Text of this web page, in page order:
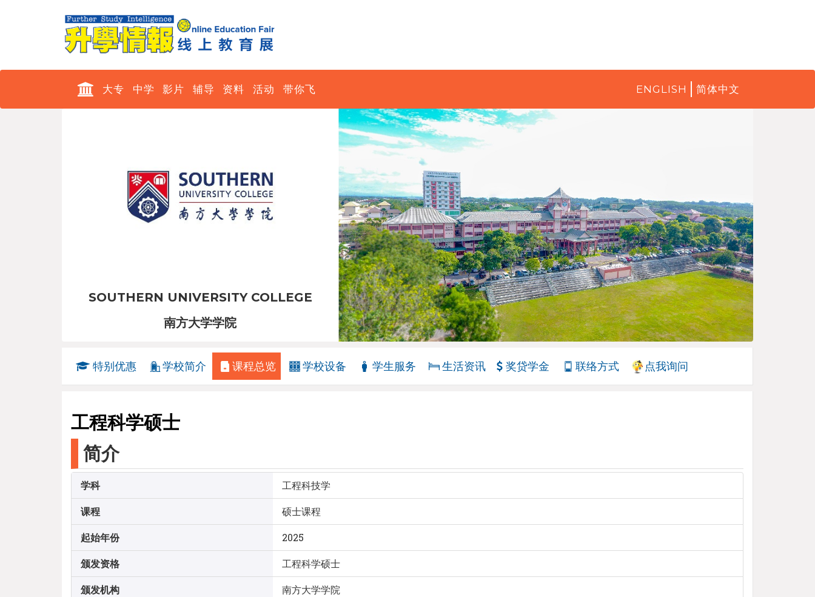
大专 中学 影片 辅导 资料 活动 带你飞 ENGLISH 简体中文
SOUTHERN UNIVERSITY COLLEGE
南方大学学院
特别优惠 学校简介 课程总览 学校设备 学生服务 生活资讯 奖贷学金 联络方式 点我询问
工程科学硕士
简介
学科 工程科技学
课程 硕士课程
起始年份 2025
颁发资格 工程科学硕士
颁发机构 南方大学学院